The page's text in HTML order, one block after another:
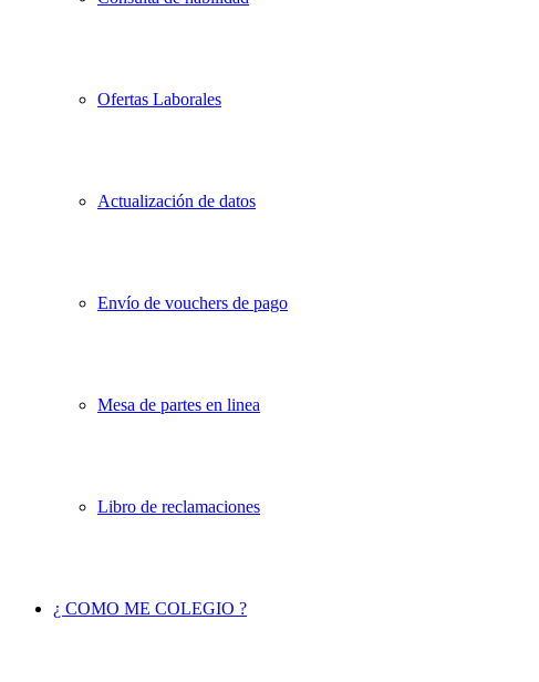
Ofertas Laborales
Actualización de datos
Envío de vouchers de pago
Mesa de partes en linea
Libro de reclamaciones
¿ COMO ME COLEGIO ?